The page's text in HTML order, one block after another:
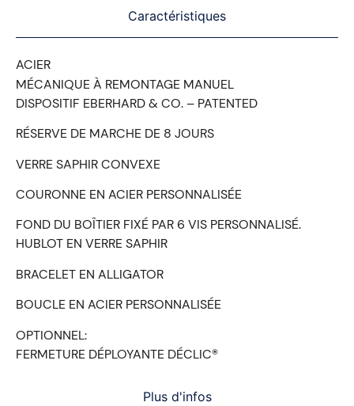
Caractéristiques
Plus d'infos
ACIER
MÉCANIQUE À REMONTAGE MANUEL
DISPOSITIF EBERHARD & CO. – PATENTED
RÉSERVE DE MARCHE DE 8 JOURS
VERRE SAPHIR CONVEXE
COURONNE EN ACIER PERSONNALISÉE
FOND DU BOÎTIER FIXÉ PAR 6 VIS PERSONNALISÉ.
HUBLOT EN VERRE SAPHIR
BRACELET EN ALLIGATOR
BOUCLE EN ACIER PERSONNALISÉE
OPTIONNEL:
FERMETURE DÉPLOYANTE DÉCLIC®